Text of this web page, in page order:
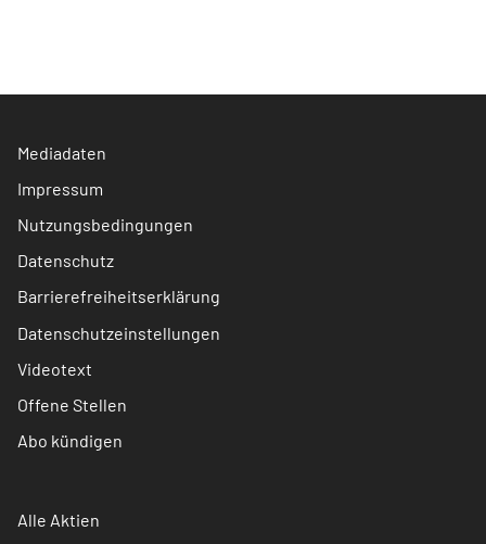
Mediadaten
Impressum
Nutzungsbedingungen
Datenschutz
Barrierefreiheitserklärung
Datenschutzeinstellungen
Videotext
Offene Stellen
Abo kündigen
Alle Aktien